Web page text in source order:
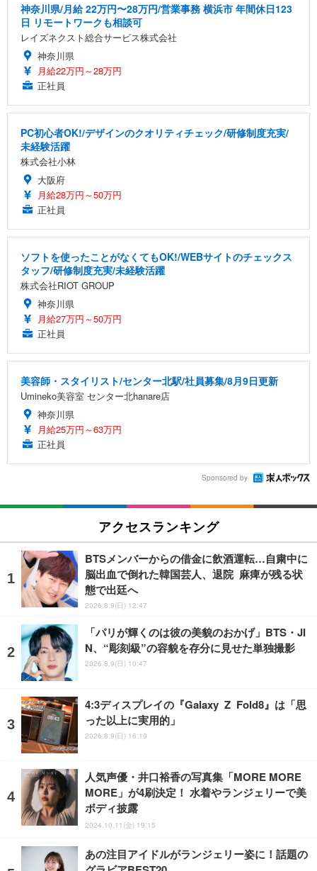
神奈川県/月給 22万円〜28万円/営業事務 横浜市 年間休日123
日 リモートワークも相談可
レイズネクスト総合サービス株式会社
神奈川県
月給22万円～28万円
正社員
PC初心者OK!/デザインのクオリティチェック/研修制度充実/
未経験活躍
株式会社小林
大阪府
月給28万円～50万円
正社員
ソフトを使ったことがなくてもOK!/WEBサイトのチェックス
タッフ/研修制度充実/未経験活躍
株式会社RIOT GROUP
神奈川県
月給27万円～50万円
正社員
美容師・スタイリスト/センター北駅/社員募集/8月9日更新
Umineko美容室 センター北hanare店
神奈川県
月給25万円～63万円
正社員
Sponsored by
アクセスランキング
BTSメンバーからの借金に飲酒運転…自粛中に
脳出血で倒れた韓国芸人、退院 麻痺が残る状
態で出廷へ
2026.8.9(日) 12:47
「パリが輝くのは彼の美貌のおかげ」BTS・JI
N、“彫刻級”の容貌を存分に見せた単独撮影
2026.8.9(日) 10:47
4:3ディスプレイの『Galaxy Z Fold8』は「思
った以上に実用的」
2026.8.9(日) 16:19
人気声優・井口裕香の写真集「MORE MORE
MORE」が4刷決定！ 水着やランジェリーで美
ボディ披露
2024.10.11(金) 19:15
あの注目アイドルがランジェリー姿に！話題の